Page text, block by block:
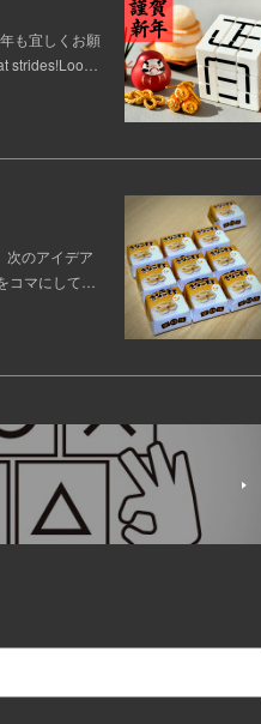
も宜しくお願
strides!Loo…
次のアイデア
コマにして…